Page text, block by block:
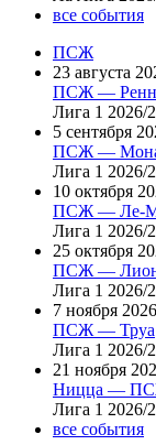
все события
ПСЖ
23 августа
ПСЖ —
Лига 1
5 сентября
ПСЖ —
Лига 1
10 октября
ПСЖ — Ле-
Лига 1
25 октября
ПСЖ —
Лига 1
7 ноября 2026
ПСЖ — Труа
Лига 1
21 ноября
Ницца —
Лига 1
все события